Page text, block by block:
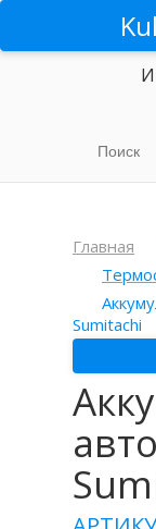
Главная
Sumitachi